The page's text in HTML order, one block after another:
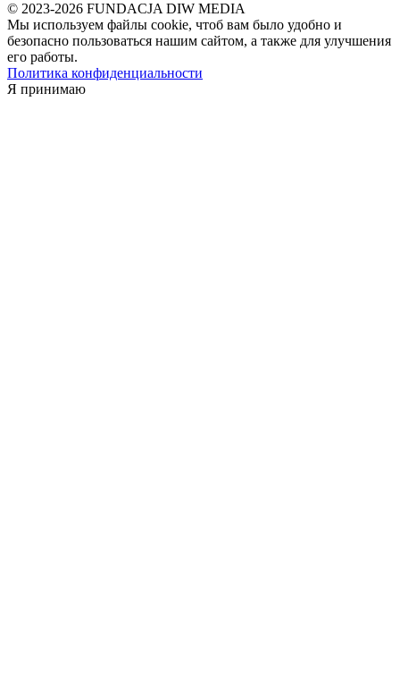
© 2023-2026 FUNDACJA DIW MEDIA
Мы используем файлы cookie, чтоб вам было удобно и
безопасно пользоваться нашим сайтом, а также для улучшения
его работы.
Политика конфиденциальности
Я принимаю